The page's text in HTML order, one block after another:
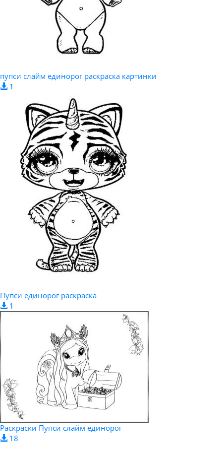
пупси слайм единорог раскраска картинки
1
Пупси единорог раскраска
1
Раскраски Пупси слайм единорог
18